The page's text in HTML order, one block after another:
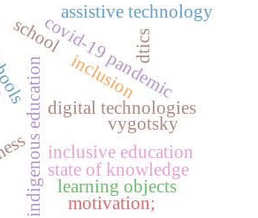
indigenous education state of knowledge
school
digital technologies
vygotsky
covid-19 pandemic
inclusion
assistive technology
inclusive education
learning objects
dtics
motivation;